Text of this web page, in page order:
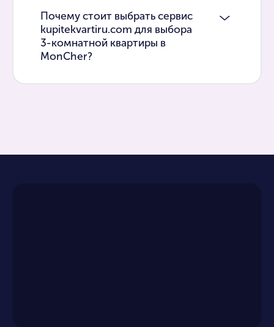
Почему стоит выбрать сервис
kupitekvartiru.com для выбора
3-комнатной квартиры в
MonCher?